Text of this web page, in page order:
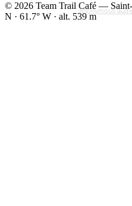
© 2026 Team Trail Café —
N · 61.7° W · alt. 539 m
Anonymous